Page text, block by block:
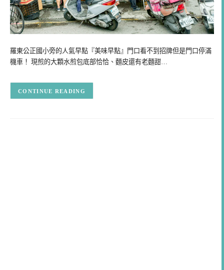
羅東公正國小旁的人氣早點『美味早點』門口看不到招牌但是門口停滿
機車！ 現煎的大顆水煎包底部恰恰、麵皮還有老麵甜…
CONTINUE READING